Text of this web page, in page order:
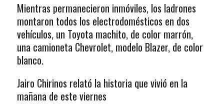
Mientras permanecieron inmóviles, los ladrones
montaron todos los electrodomésticos en dos
vehículos, un Toyota machito, de color marrón,
una camioneta Chevrolet, modelo Blazer, de color
blanco.
Jairo Chirinos relató la historia que vivió en la
mañana de este viernes